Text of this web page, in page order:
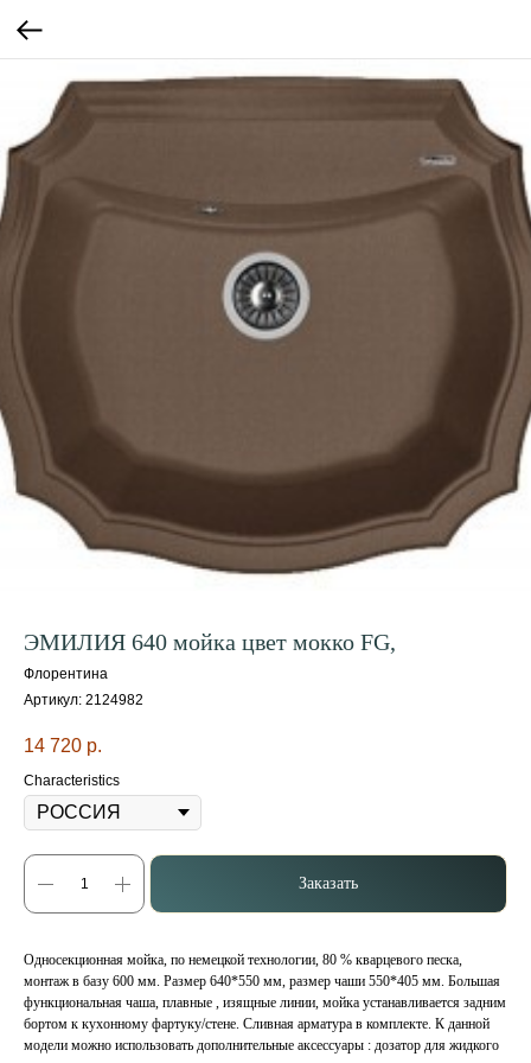
ЭМИЛИЯ 640 мойка цвет мокко FG,
Флорентина
Артикул: 2124982
14 720 р.
Characteristics
Заказать
Односекционная мойка, по немецкой технологии, 80 % кварцевого песка,
монтаж в базу 600 мм. Размер 640*550 мм, размер чаши 550*405 мм. Большая
функциональная чаша, плавные , изящные линии, мойка устанавливается задним
бортом к кухонному фартуку/стене. Сливная арматура в комплекте. К данной
модели можно использовать дополнительные аксессуары : дозатор для жидкого